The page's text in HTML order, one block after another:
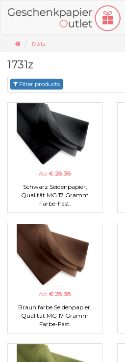
1731z
1731z
Filter products
Ab € 28,38
Schwarz Seidenpapier,
Qualität MG 17 Gramm
Farbe-Fast.
Ab € 28,38
Braun farbe Seidenpapier,
Qualität MG 17 Gramm
Farbe-Fast.